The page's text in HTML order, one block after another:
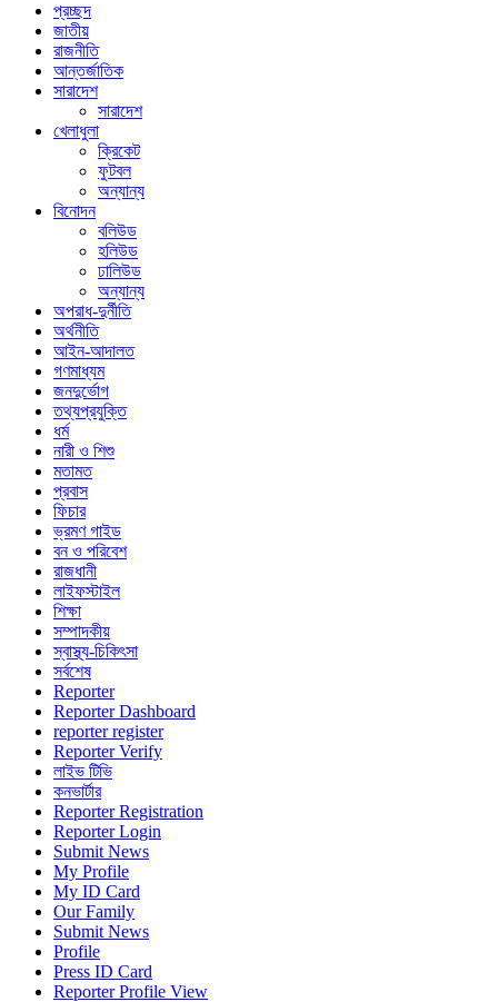
প্রচ্ছদ
জাতীয়
রাজনীতি
আন্তর্জাতিক
সারাদেশ
সারাদেশ
খেলাধুলা
ক্রিকেট
ফুটবল
অন্যান্য
বিনোদন
বলিউড
হলিউড
ঢালিউড
অন্যান্য
অপরাধ-দুর্নীতি
অর্থনীতি
আইন-আদালত
গণমাধ্যম
জনদুর্ভোগ
তথ্যপ্রযুক্তি
ধর্ম
নারী ও শিশু
মতামত
প্রবাস
ফিচার
ভ্রমণ গাইড
বন ও পরিবেশ
রাজধানী
লাইফস্টাইল
শিক্ষা
সম্পাদকীয়
স্বাস্থ্য-চিকিৎসা
সর্বশেষ
Reporter
Reporter Dashboard
reporter register
Reporter Verify
লাইভ টিভি
কনভার্টার
Reporter Registration
Reporter Login
Submit News
My Profile
My ID Card
Our Family
Submit News
Profile
Press ID Card
Reporter Profile View